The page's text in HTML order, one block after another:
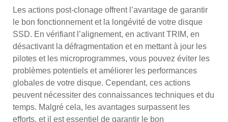
Les actions post-clonage offrent l’avantage de garantir
le bon fonctionnement et la longévité de votre disque
SSD. En vérifiant l’alignement, en activant TRIM, en
désactivant la défragmentation et en mettant à jour les
pilotes et les microprogrammes, vous pouvez éviter les
problèmes potentiels et améliorer les performances
globales de votre disque. Cependant, ces actions
peuvent nécessiter des connaissances techniques et du
temps. Malgré cela, les avantages surpassent les
efforts, et il est essentiel de garantir le bon